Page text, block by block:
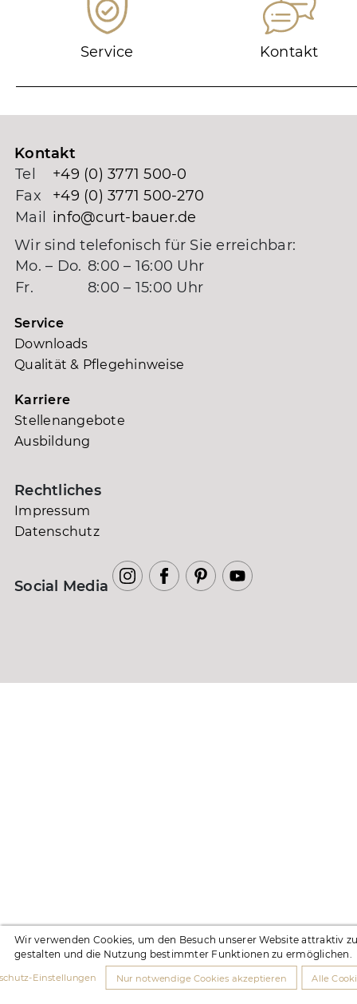
Service Kontakt
Kontakt
Tel
+49 (0) 3771 500-0
Fax
+49 (0) 3771 500-270
Mail
info@curt-bauer.de
Wir sind telefonisch für Sie erreichbar:
Mo. – Do. 8:00 – 16:00 Uhr
Fr.
8:00 – 15:00 Uhr
Service
Downloads
Qualität & Pflegehinweise
Karriere
Stellenangebote
Ausbildung
Rechtliches
Impressum
Datenschutz
Social Media
Wir verwenden Cookies, um den Besuch unserer Website attraktiv
gestalten und die Nutzung bestimmter Funktionen zu ermöglichen.
Einstellungen Nur notwendige Cookies akzeptieren Alle